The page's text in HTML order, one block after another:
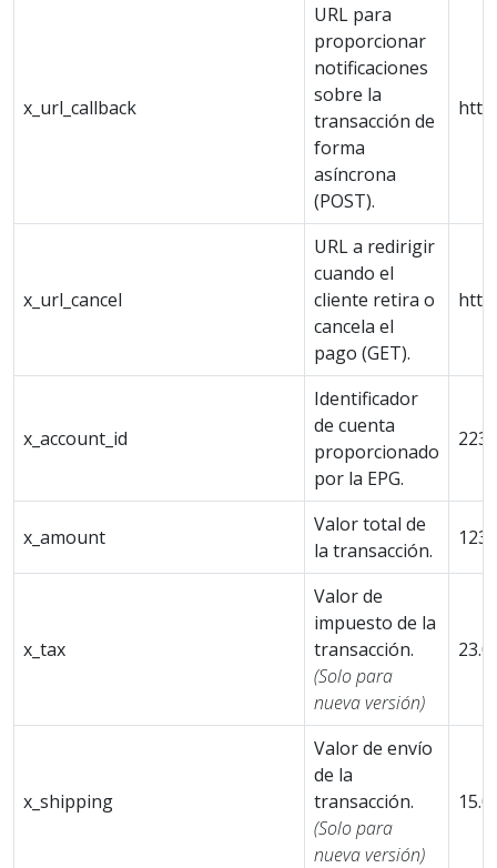
x_url_callback
URL para
proporcionar
notificaciones
sobre la
transacción de
forma
asíncrona
(POST).
x_url_cancel
URL a redirigir
cuando el
cliente retira o
cancela el
pago (GET).
x_account_id
Identificador
de cuenta
proporcionado
por la EPG.
x_amount
Valor total de
la transacción.
x_tax
Valor de
impuesto de la
transacción.
(Solo para
nueva versión)
23.0
x_shipping
Valor de envío
de la
transacción.
(Solo para
nueva versión)
15.0